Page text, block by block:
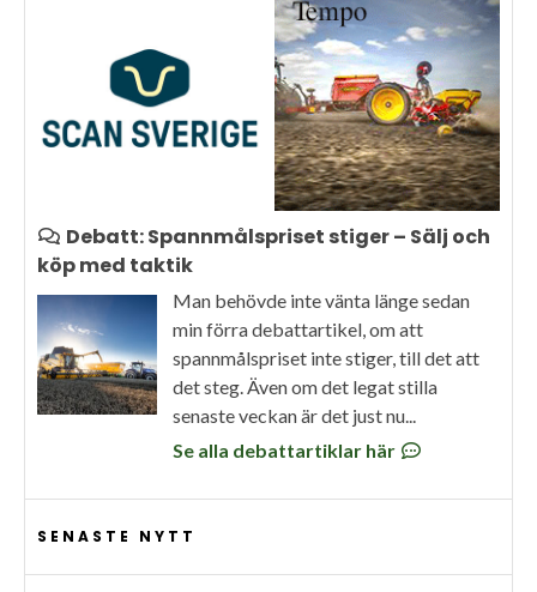
Debatt: Spannmålspriset stiger – Sälj och
köp med taktik
Man behövde inte vänta länge sedan
min förra debattartikel, om att
spannmålspriset inte stiger, till det att
det steg. Även om det legat stilla
senaste veckan är det just nu...
Se alla debattartiklar här
SENASTE NYTT